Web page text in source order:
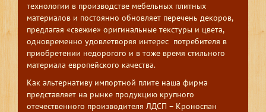
технологии в производстве мебельных плитных
материалов и постоянно обновляет перечень декоров,
предлагая «свежие» оригинальные текстуры и цвета,
одновременно удовлетворяя интерес потребителя в
приобретении недорогого и в тоже время стильного
материала европейского качества.
Как альтернативу импортной плите наша фирма
представляет на рынке продукцию крупного
отечественного производителя ЛДСП – Кроноспан